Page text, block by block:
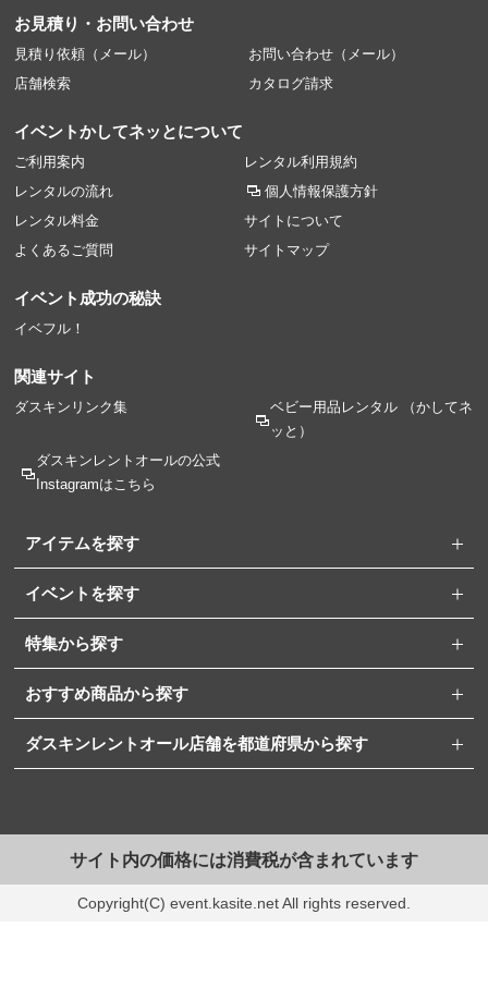
お見積り・お問い合わせ
見積り依頼（メール）
お問い合わせ（メール）
店舗検索
カタログ請求
イベントかしてネッとについて
ご利用案内
レンタルの流れ
レンタル料金
よくあるご質問
レンタル利用規約
個人情報保護方針
サイトについて
サイトマップ
イベント成功の秘訣
イベフル！
関連サイト
ダスキンリンク集 ベビー用品レンタル（かしてネ
ッと）
ダスキンレントオールの公式
Instagramはこちら
アイテムを探す
イベントを探す
特集から探す
おすすめ商品から探す
ダスキンレントオール店舗を都道府県から探す
サイト内の価格には消費税が含まれています
Copyright(C) event.kasite.net All rights reserved.